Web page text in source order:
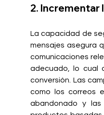
2. Incrementar
La capacidad de
mensajes asegura
comunicaciones
adecuado, lo cual
conversión. Las
como los correos
abandonado y las